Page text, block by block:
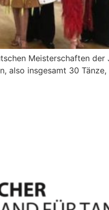
Meisterschaften
also insgesamt 30